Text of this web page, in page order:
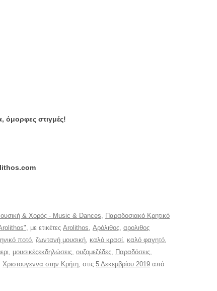
όμορφες στιγμές!
& Χορός - Music & Dances
Παραδοσιακό Κρητικό
, με ετικέτες Arolithos Αρόλιθος αρολιθος
ποτό ζωντανή μουσική καλό κρασί καλό φαγητό
μουσικέςεκδηλώσεις ουζομεζέδες Παραδόσεις
Χριστουγεννα στην Κρήτη , στις 5 Δεκεμβρίου 2019 από